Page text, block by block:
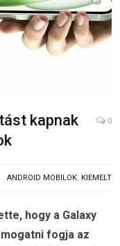
kapnak
0
ANDROID MOBILOK, KIEMELT
hogy a Galaxy
fogja az